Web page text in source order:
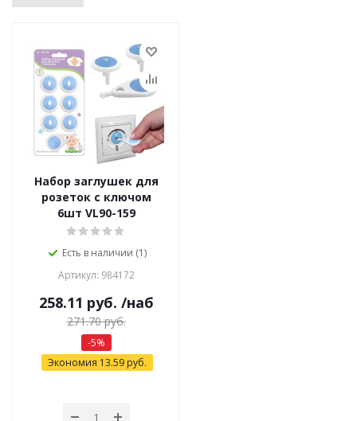
Набор заглушек для
розеток с ключом
6шт VL90-159
Есть в наличии (1)
Артикул: 984172
258.11 руб. /наб
271.70руб.
-5%
Экономия 13.59 руб.